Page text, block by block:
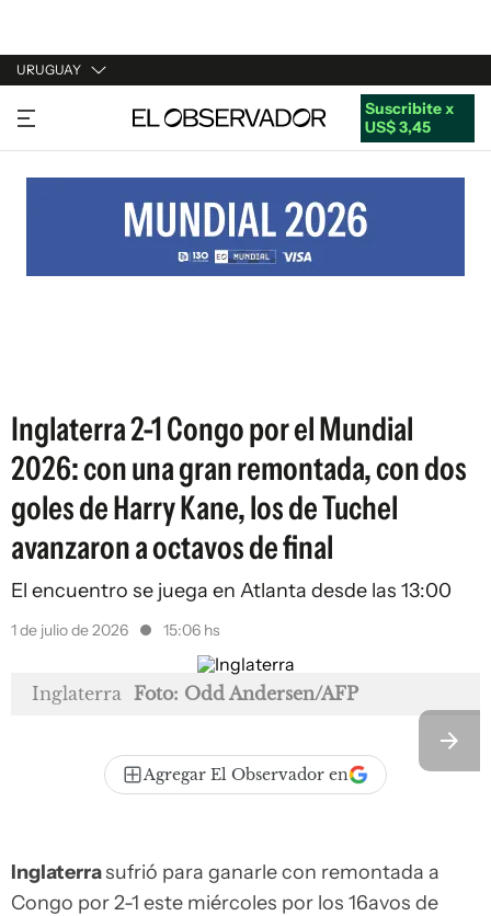
URUGUAY
URUGUAY
ARGENTINA
ESTADOS UNIDOS
Suscribite x
US$ 3,45
Inglaterra 2-1 Congo por el Mundial
2026: con una gran remontada, con dos
goles de Harry Kane, los de Tuchel
avanzaron a octavos de final
El encuentro se juega en Atlanta desde las 13:00
1 de julio de 2026 15:06 hs
Inglaterra Foto: Odd Andersen/AFP
Agregar El Observador en
Inglaterrasufrió para ganarle con remontada a
Congo por 2-1 este miércoles por los 16avos de